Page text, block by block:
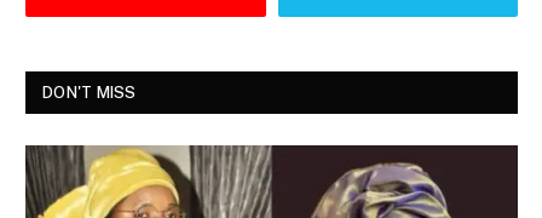
DON'T MISS